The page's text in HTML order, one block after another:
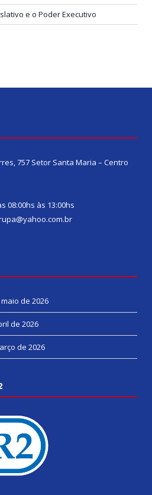
e o Poder Executivo
757 Setor Santa Maria – Centro
08:00hs às 13:00hs
de 2026
de 2026
de 2026